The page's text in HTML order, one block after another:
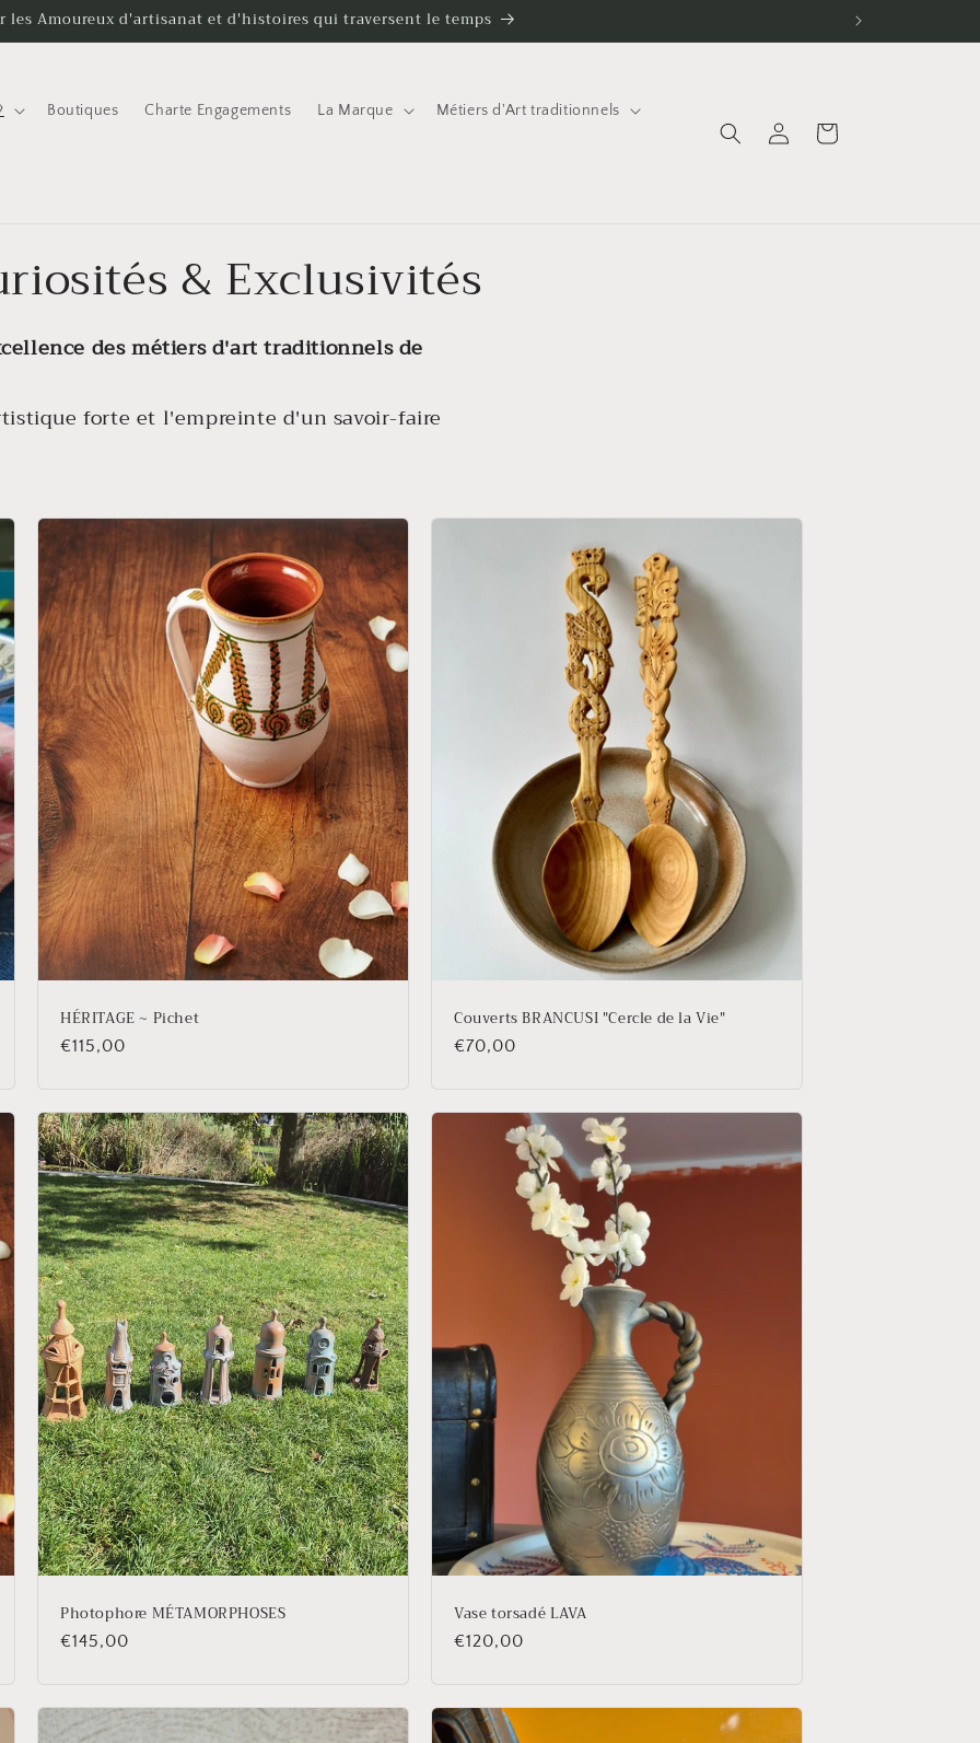
les Amoureux d'artisanat et d'histoires qui traversent le temps
Boutiques Charte Engagements La Marque
Métiers d'Art traditionnels
Connexion Panier
& Exclusivités
des métiers d'art traditionnels de
forte et l'empreinte d'un savoir-faire
HÉRITAGE ~ Pichet
Prix
€115,00
Couverts BRANCUSI "Cercle de la Vie"
Prix
€70,00
Photophore MÉTAMORPHOSES
Prix
€145,00
Vase torsadé LAVA
Prix
€120,00